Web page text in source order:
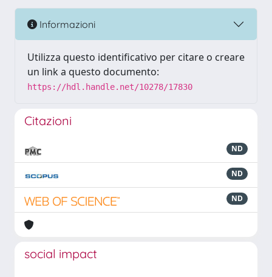
Informazioni
Utilizza questo identificativo per citare o creare
un link a questo documento:
https://hdl.handle.net/10278/17830
Citazioni
ND
ND
ND
social impact